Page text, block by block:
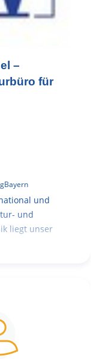
–
für
Bayern
und
und
liegt unser